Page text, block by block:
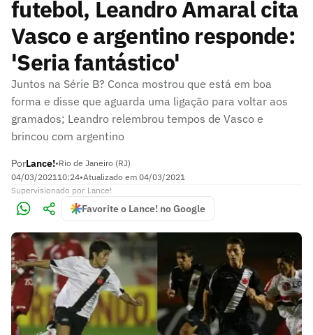
futebol, Leandro Amaral cita
Vasco e argentino responde:
'Seria fantástico'
Juntos na Série B? Conca mostrou que está em boa
forma e disse que aguarda uma ligação para voltar aos
gramados; Leandro relembrou tempos de Vasco e
brincou com argentino
PorLance!•Rio de Janeiro (RJ)
04/03/202110:24•Atualizado em 04/03/2021
Supervisionado por Lance!
Favorite o Lance! no Google